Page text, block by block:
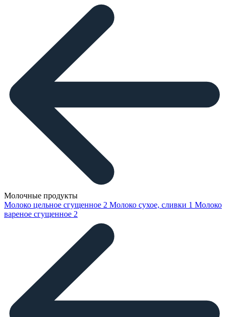
Молочные продукты
Молоко цельное сгущенное 2 Молоко сухое, сливки 1 Молоко
вареное сгущенное 2